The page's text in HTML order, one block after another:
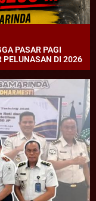
PASAR PAGI
PELUNASAN DI 2026